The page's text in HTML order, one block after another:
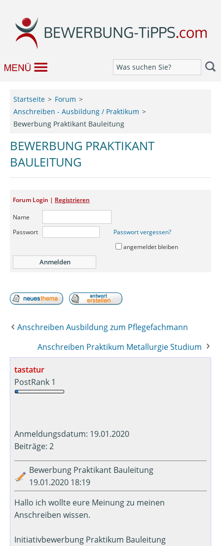
Job & Karriere
Forum
Startseite
Forum
Anschreiben - Ausbildung / Praktikum
Bewerbung Praktikant Bauleitung
BEWERBUNG PRAKTIKANT
BAULEITUNG
Forum Login | Registrieren
Name
Passwort
Passwort vergessen?
angemeldet bleiben
Anschreiben Ausbildung zum Pflegefachmann
Anschreiben Praktikum Metallurgie Studium
tastatur
PostRank 1
Anmeldungsdatum: 19.01.2020
Beiträge: 2
Bewerbung Praktikant Bauleitung
19.01.2020 18:19
Hallo ich wollte eure Meinung zu meinen
Anschreiben wissen.
Initiativbewerbung Praktikum Bauleitung